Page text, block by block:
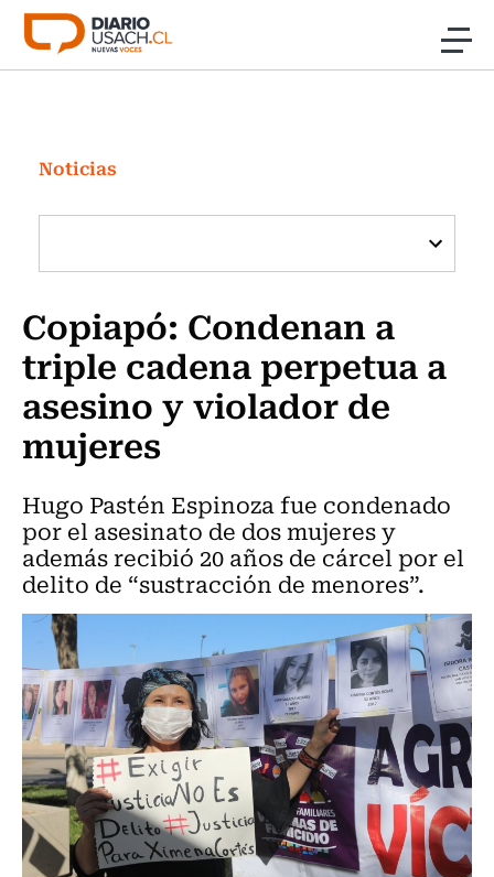
Click acá para ir directamente al contenido
Investigación
Cultura
Programas Radio y TV Usach
Noticias
Copiapó: Condenan a
triple cadena perpetua a
asesino y violador de
mujeres
Hugo Pastén Espinoza fue condenado
por el asesinato de dos mujeres y
además recibió 20 años de cárcel por el
delito de “sustracción de menores”.